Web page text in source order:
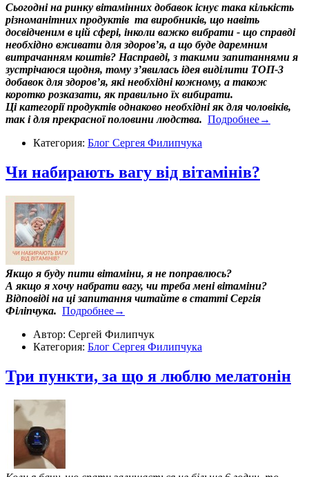
Сьогодні на ринку вітамінних добавок існує така кількість
різноманітних продуктів та виробників, що навіть
досвідченим в цій сфері, інколи важко вибрати - що справді
необхідно вживати для здоров’я, а що буде даремним
витрачанням коштів? Насправді, з такими запитаннями я
зустрічаюся щодня, тому з’явилась ідея виділити ТОП-3
добавок для здоров’я, які необхідні кожному, а також
коротко розказати, як правильно їх вибирати.
Ці категорії продуктів однаково необхідні як для чоловіків,
так і для прекрасної половини людства. Подробнее→
Категория: Блог Сергея Филипчука
Чи набирають вагу від вітамінів?
Якщо я буду пити вітаміни, я не поправлюсь?
А якщо я хочу набрати вагу, чи треба мені вітаміни?
Відповіді на ці запитання читайте в статті Сергія
Філіпчука. Подробнее→
Автор: Сергей Филипчук
Категория: Блог Сергея Филипчука
Три пункти, за що я люблю мелатонін